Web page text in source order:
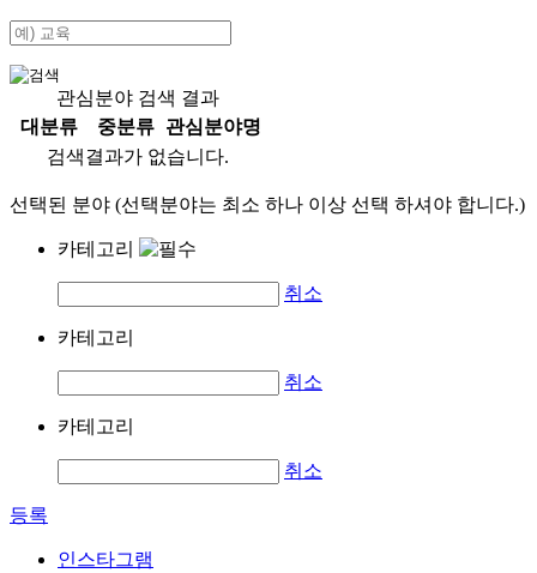
관심분야 검색 결과
대분류
중분류
관심분야명
검색결과가 없습니다.
선택된 분야 (선택분야는 최소 하나 이상 선택 하셔야 합니다.)
카테고리
취소
카테고리
취소
카테고리
취소
등록
인스타그램